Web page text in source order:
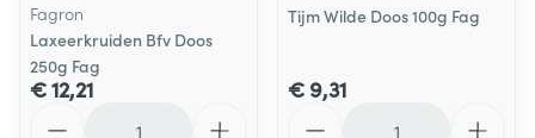
Fagron
Laxeerkruiden Bfv Doos
250g Fag
€ 12,21
Tijm Wilde Doos 100g Fag
€ 9,31